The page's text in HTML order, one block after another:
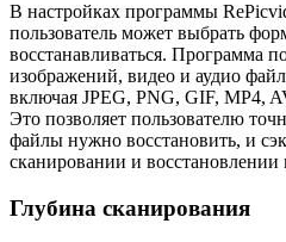
В настройках программы
пользователь может выбрать
восстанавливаться. Программа
изображений, видео и аудио
включая JPEG, PNG, GIF, MP4,
Это позволяет пользователю
файлы нужно восстановить, и
сканировании и
Глубина сканирования